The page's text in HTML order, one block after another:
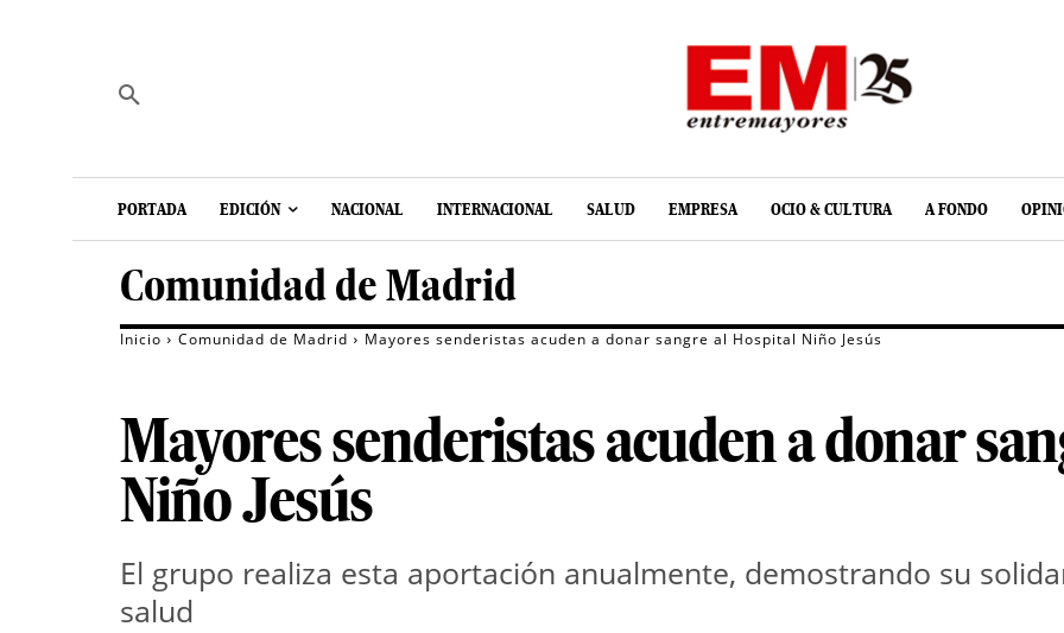
PORTADA EDICIÓN NACIONAL INTERNACIONAL SALUD EMPRESA OCIO & CULTURA A FONDO
Comunidad de Madrid
Inicio Comunidad de Madrid Mayores senderistas acuden a donar sangre al Hospital Niño Jesús
Mayores senderistas acuden a donar
Niño Jesús
El grupo realiza esta aportación anualmente, demostrando su
salud